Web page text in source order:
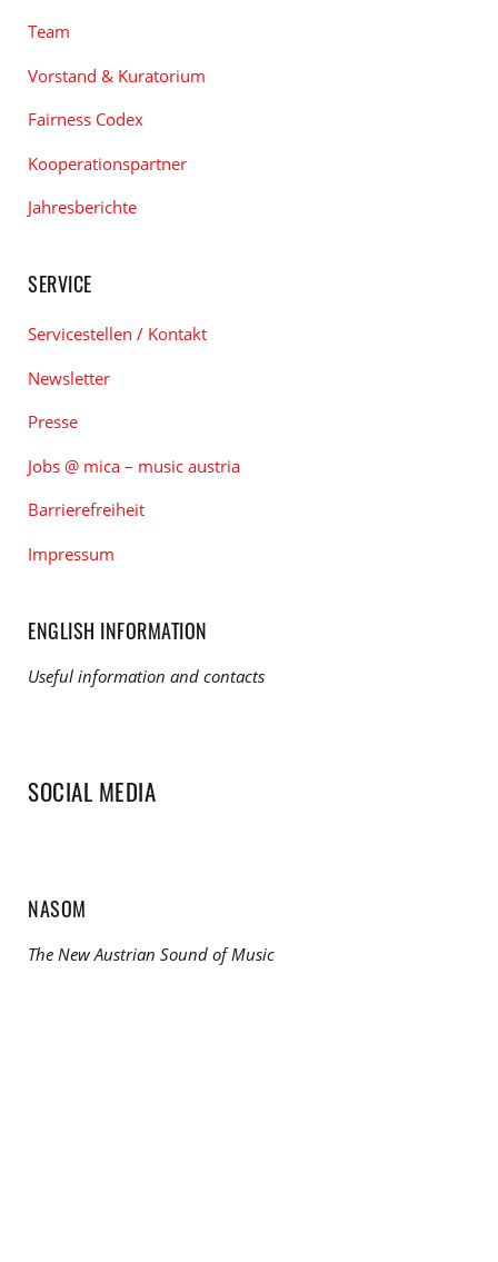
Team
Vorstand & Kuratorium
Fairness Codex
Kooperationspartner
Jahresberichte
SERVICE
Servicestellen / Kontakt
Newsletter
Presse
Jobs @ mica – music austria
Barrierefreiheit
Impressum
ENGLISH INFORMATION
Useful information and contacts
SOCIAL MEDIA
NASOM
The New Austrian Sound of Music